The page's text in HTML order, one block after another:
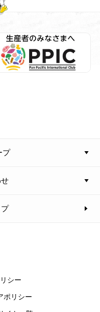
プ
シー
ポリシー